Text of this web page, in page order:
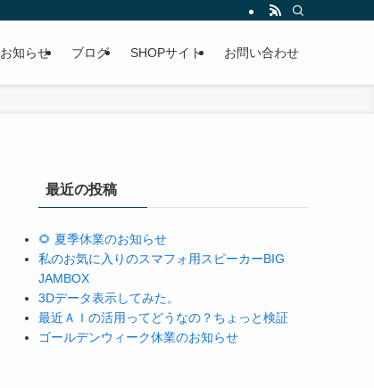
お知らせ ブログ SHOPサイト お問い合わせ
最近の投稿
🌻 夏季休業のお知らせ
私のお気に入りのスマフォ用スピーカーBIG
JAMBOX
3Dデータ表示してみた。
最近ＡＩの活用ってどうなの？ちょっと検証
ゴールデンウィーク休業のお知らせ